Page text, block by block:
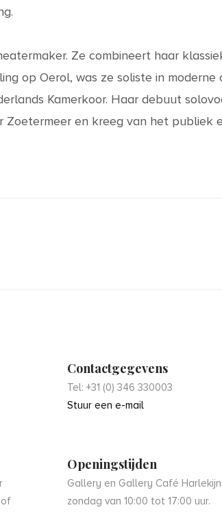
Ze combineert haar
op Oerol, was ze soliste in
Kamerkoor. Haar debuut
en kreeg van het publiek
of
Contactgegevens
Tel: +31 (0) 346 330003
Stuur een e-mail
Openingstijden
Gallery en Gallery Café
zondag van 10:00 tot 17:00 uur.